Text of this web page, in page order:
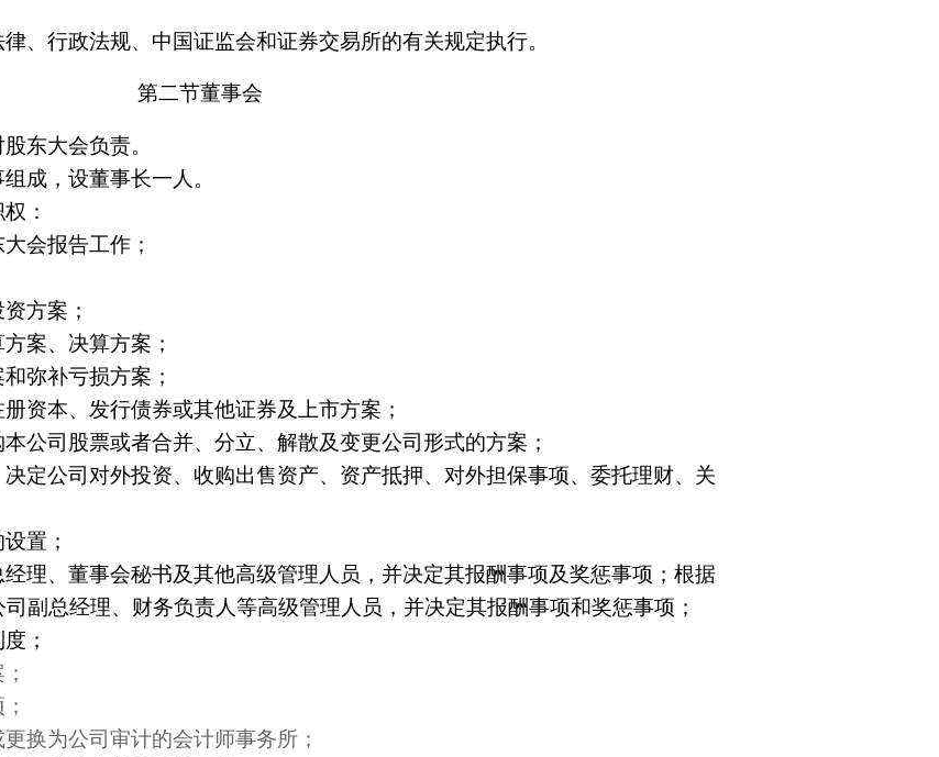
、行政法规、中国证监会和证券交易所的有关规定执行。
第二节董事会
东大会负责。
成，设董事长一人。
：
会报告工作；
方案；
案、决算方案；
弥补亏损方案；
资本、发行债券或其他证券及上市方案；
公司股票或者合并、分立、解散及变更公司形式的方案；
决定公司对外投资、收购出售资产、资产抵押、对外担保事项、委托理财、关
置；
经理、董事会秘书及其他高级管理人员，并决定其报酬事项及奖惩事项；根据
副总经理、财务负责人等高级管理人员，并决定其报酬事项和奖惩事项；
；
换为公司审计的会计师事务所；